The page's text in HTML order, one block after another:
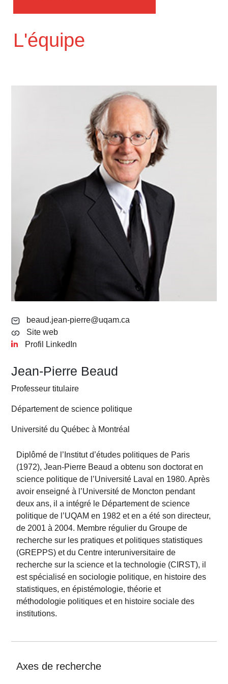
L'équipe
beaud.jean-pierre@uqam.ca
Site web
Profil LinkedIn
Jean-Pierre Beaud
Professeur titulaire
Département de science politique
Université du Québec à Montréal
Diplômé de l’Institut d’études politiques de Paris
(1972), Jean-Pierre Beaud a obtenu son doctorat en
science politique de l’Université Laval en 1980. Après
avoir enseigné à l’Université de Moncton pendant
deux ans, il a intégré le Département de science
politique de l’UQAM en 1982 et en a été son directeur,
de 2001 à 2004. Membre régulier du Groupe de
recherche sur les pratiques et politiques statistiques
(GREPPS) et du Centre interuniversitaire de
recherche sur la science et la technologie (CIRST), il
est spécialisé en sociologie politique, en histoire des
statistiques, en épistémologie, théorie et
méthodologie politiques et en histoire sociale des
institutions.
Axes de recherche